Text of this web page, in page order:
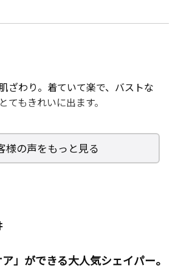
ざわり。着ていて楽で、バストな
てもきれいに出ます。
着て比べてみました。今回のも
けもなく体をカバーし、バストも
とても気に入りました。上体をき
の商品、友人に紹介します。
様の声をもっと見る
ア」ができる大人気シェイパー。